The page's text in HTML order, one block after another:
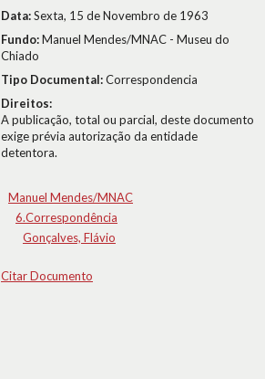
Data:Sexta, 15 de Novembro de 1963
Fundo:Manuel Mendes/MNAC - Museu do
Chiado
Tipo Documental:Correspondencia
Direitos:
A publicação, total ou parcial, deste documento
exige prévia autorização da entidade
detentora.
Manuel Mendes/MNAC
6.Correspondência
Gonçalves, Flávio
Citar Documento